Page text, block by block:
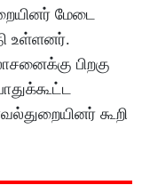
மேடை
உள்ளனர்.
பிறகு
கூறி